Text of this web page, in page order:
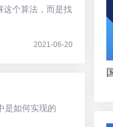
这个算法，而是找
2021-06-20
是如何实现的